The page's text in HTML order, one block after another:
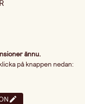
ännu.
på knappen nedan: